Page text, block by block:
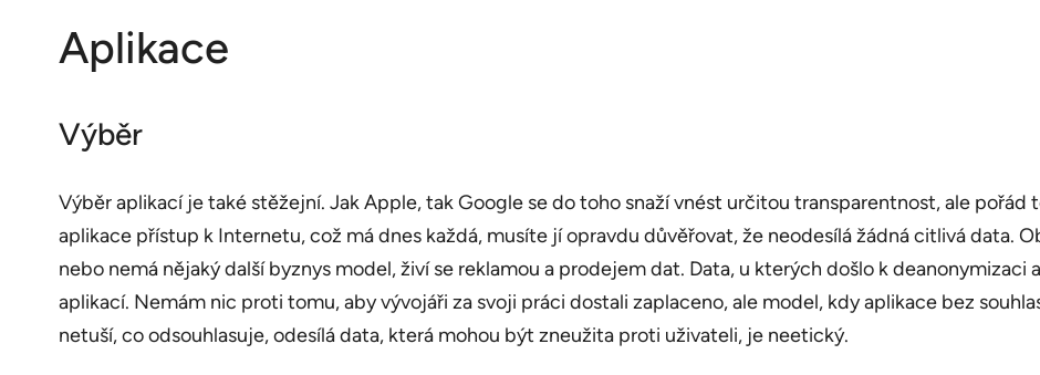
Aplikace
Výběr
Výběr aplikací je také stěžejní. Jak Apple, tak Google se do toho snaží vnést určitou transparentnost, ale pořád
aplikace přístup k Internetu, což má dnes každá, musíte jí opravdu důvěřovat, že neodesílá žádná citlivá data.
nebo nemá nějaký další byznys model, živí se reklamou a prodejem dat. Data, u kterých došlo k
aplikací. Nemám nic proti tomu, aby vývojáři za svoji práci dostali zaplaceno, ale model, kdy aplikace bez
netuší, co odsouhlasuje, odesílá data, která mohou být zneužita proti uživateli, je neetický.